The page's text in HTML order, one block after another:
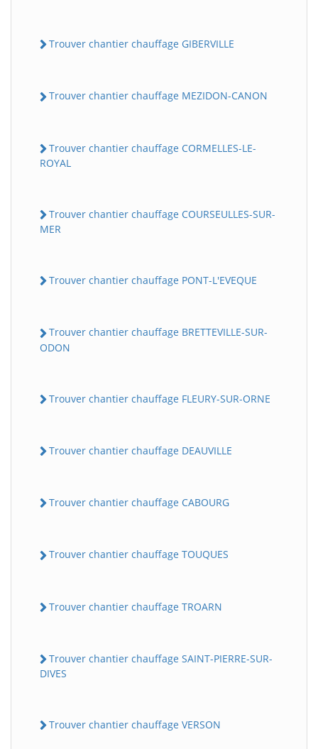
Trouver chantier chauffage GIBERVILLE
Trouver chantier chauffage MEZIDON-CANON
Trouver chantier chauffage CORMELLES-LE-
ROYAL
Trouver chantier chauffage COURSEULLES-SUR-
MER
Trouver chantier chauffage PONT-L'EVEQUE
Trouver chantier chauffage BRETTEVILLE-SUR-
ODON
Trouver chantier chauffage FLEURY-SUR-ORNE
Trouver chantier chauffage DEAUVILLE
Trouver chantier chauffage CABOURG
Trouver chantier chauffage TOUQUES
Trouver chantier chauffage TROARN
Trouver chantier chauffage SAINT-PIERRE-SUR-
DIVES
Trouver chantier chauffage VERSON